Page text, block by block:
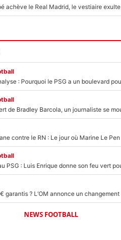
achève le Real Madrid, le vestiaire exulte
NEWS FOOTBALL